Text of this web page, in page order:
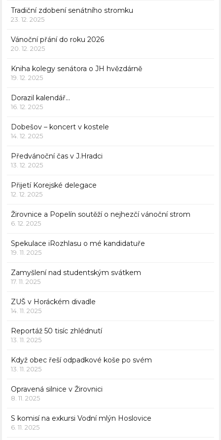
Tradiční zdobení senátního stromku
23. 12. 2025
Vánoční přání do roku 2026
20. 12. 2025
Kniha kolegy senátora o JH hvězdárně
19. 12. 2025
Dorazil kalendář…
16. 12. 2025
Dobešov – koncert v kostele
14. 12. 2025
Předvánoční čas v J.Hradci
13. 12. 2025
Přijetí Korejské delegace
12. 12. 2025
Žirovnice a Popelín soutěží o nejhezčí vánoční strom
6. 12. 2025
Spekulace iRozhlasu o mé kandidatuře
19. 11. 2025
Zamyšlení nad studentským svátkem
17. 11. 2025
ZUŠ v Horáckém divadle
14. 11. 2025
Reportáž 50 tisíc zhlédnutí
13. 11. 2025
Když obec řeší odpadkové koše po svém
13. 11. 2025
Opravená silnice v Žirovnici
8. 11. 2025
S komisí na exkursi Vodní mlýn Hoslovice
6. 11. 2025